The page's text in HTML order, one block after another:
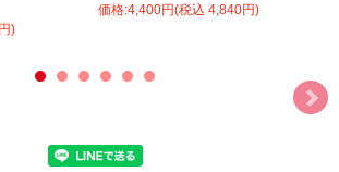
)
価格:4,400円(税込 4,840円)